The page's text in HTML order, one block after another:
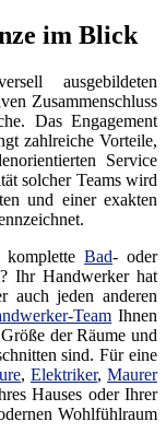
im Blick
ausgebildeten
Zusammenschluss
Das Engagement
zahlreiche Vorteile,
Service
solcher Teams wird
und einer exakten
kompletteBad- oder
Ihr Handwerker hat
auch jeden anderen
Team Ihnen
der Räume und
sind. Für eine
, Elektriker, Maurer
Hauses oder Ihrer
Wohlfühlraum